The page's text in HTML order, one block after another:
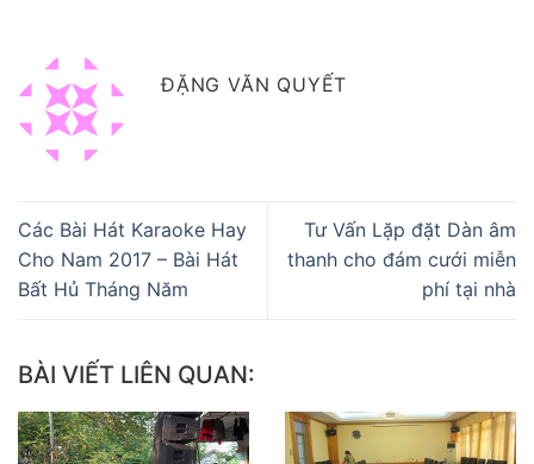
ĐẶNG VĂN QUYẾT
Các Bài Hát Karaoke Hay
Cho Nam 2017 – Bài Hát
Bất Hủ Tháng Năm
Tư Vấn Lặp đặt Dàn âm
thanh cho đám cưới miễn
phí tại nhà
BÀI VIẾT LIÊN QUAN: